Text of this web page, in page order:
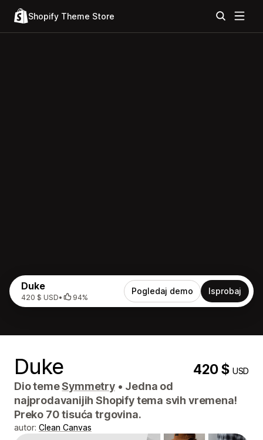
Shopify Theme Store
Duke
420 $ USD• 94%
Pogledaj demo Isprobaj
Duke 420 $USD
Dio temeSymmetry • Jedna od
najprodavanijih Shopify tema svih vremena!
Preko 70 tisuća trgovina.
autor: Clean Canvas